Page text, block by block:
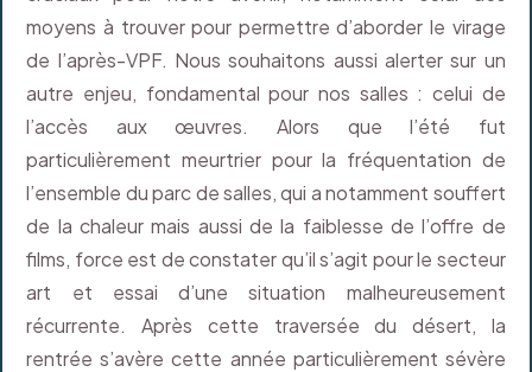
moyens à trouver pour permettre d’aborder le virage
de l’après-VPF. Nous souhaitons aussi alerter sur un
autre enjeu, fondamental pour nos salles : celui de
l’accès aux œuvres. Alors que l’été fut
particulièrement meurtrier pour la fréquentation de
l’ensemble du parc de salles, qui a notamment souffert
de la chaleur mais aussi de la faiblesse de l’offre de
films, force est de constater qu’il s’agit pour le secteur
art et essai d’une situation malheureusement
récurrente. Après cette traversée du désert, la
rentrée s’avère cette année particulièrement sévère